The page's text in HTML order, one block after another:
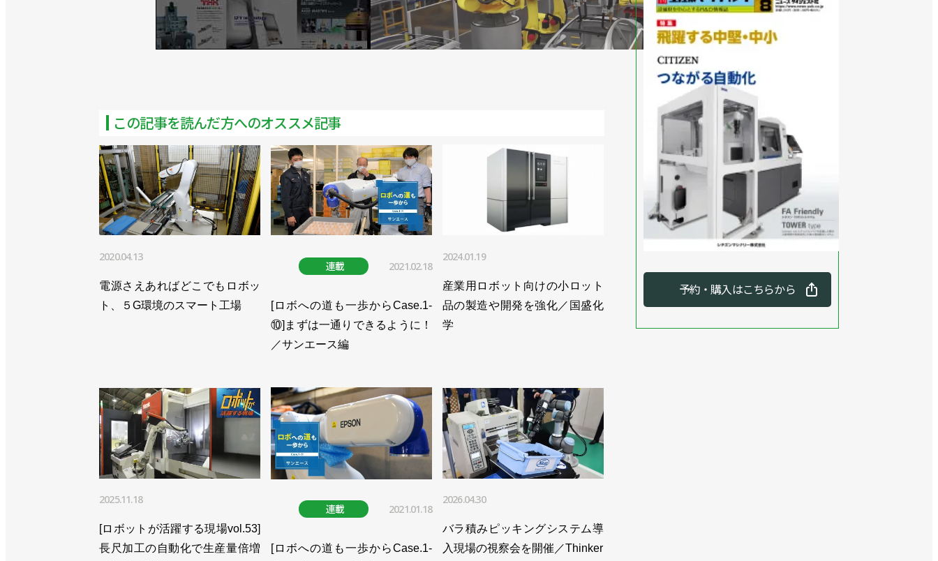
>>大型汎用ロボット「MXPシリーズ」を発売、動作性能など向上／川崎重工業
>>物流分野向けにデパレタイズの自動化ソリューションを発売／川崎重工業
>>１時間当たり最大600個、デバンニングロボット「Vambo」発売／川崎重工業
>>ロボット検査システムで無料PCR検査サービスを開始／川崎重工業
>>ビジョン2030、新たなロボ事業を6000億円に／川崎重工業
>>周辺機器の認証で接続をスムーズに／川崎重工業
>>［注目製品PickUp!vol.33］重労働の研削作業を遠隔操縦ロボットで【後編】／川崎重工業
「Successor-G」
>>［注目製品PickUp!vol.33］重労働の研削作業を遠隔操縦ロボットで【前編】／川崎重工業
>>ロボットによるPCR検査システムを公開／川崎重工業
>>協働ロボを使ったシステムで検温を自動化／川崎重工業
>>[人事] 橋本康彦氏が社長に昇格／川崎重工業
>>AIベンチャーの米OSAROと提携／川崎重工業
>>［注目製品PickUp!vol.15］シンプルなシステムで導入しやすく【後編】／川崎重工業
「duAro」
この記事を読んだ方へのオススメ記事
2020.04.13
電源さえあればどこでもロボッ
ト、５G環境のスマート工場
連載 2021.02.18
[ロボへの道も一歩からCase.1-
⑩]まずは一通りできるように！
／サンエース編
2024.01.19
産業用ロボット向けの小ロット
品の製造や開発を強化／国盛化
学
2025.11.18
[ロボットが活躍する現場vol.53]
長尺加工の自動化で生産量倍増
連載 2021.01.18
[ロボへの道も一歩からCase.1-
2026.04.30
バラ積みピッキングシステム導
入現場の視察会を開催／Thinker
予約・購入はこちらから